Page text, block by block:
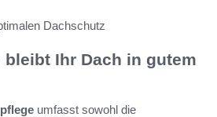
bleibt Ihr Dach in gutem
umfasst sowohl die